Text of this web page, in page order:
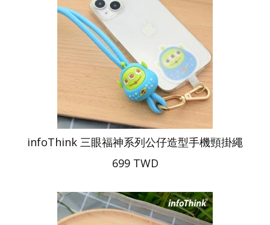
infoThink 三眼福神系列公仔造型手機頸掛繩
699 TWD